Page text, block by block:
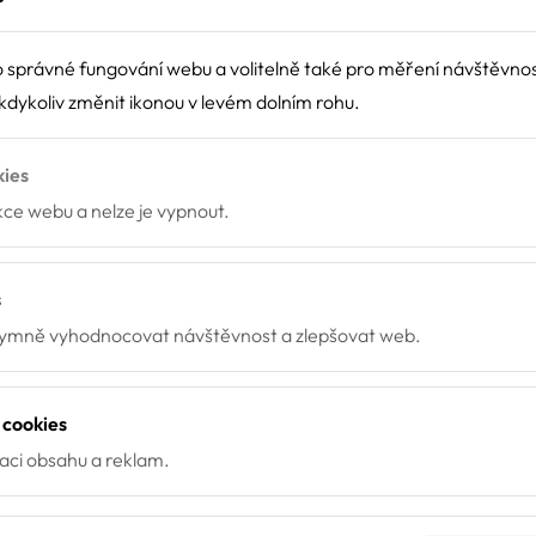
škola Pod Kasárny,
J. Hradec, Pod Kasárny 1019, 37701
správné fungování webu a volitelně také pro měření
změnit ikonou v levém dolním rohu.
webu a nelze je vypnout.
vyhodnocovat návštěvnost a zlepšovat web.
obsahu a reklam.